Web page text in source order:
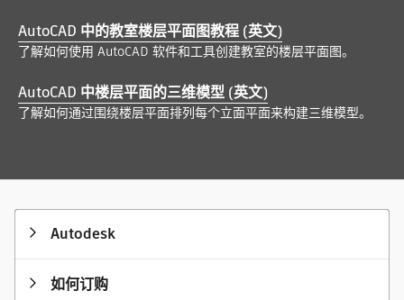
AutoCAD 中的教室楼层平面图教程 (英文)
了解如何使用 AutoCAD 软件和工具创建教室的楼层平面图。
AutoCAD 中楼层平面的三维模型 (英文)
了解如何通过围绕楼层平面排列每个立面平面来构建三维模型。
Autodesk
如何订购